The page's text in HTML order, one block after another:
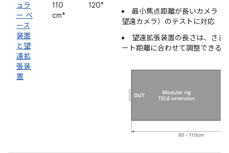
ュラ
ー ベ
ース
装置
と望
遠拡
張装
置
110
cm*
120°
最小焦点距離が長いカメラ（
望遠カメラ）のテストに対応
望遠拡張装置の長さは、さま
ート距離に合わせて調整できる。